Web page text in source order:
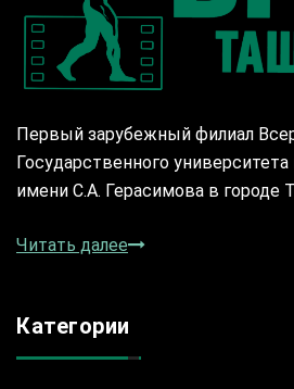
Первый зарубежный филиал
Государственного
имени С.А. Герасимова в городе
Читать далее
Категории